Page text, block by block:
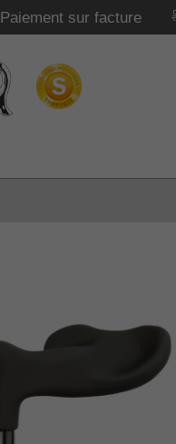
Paiement sur facture